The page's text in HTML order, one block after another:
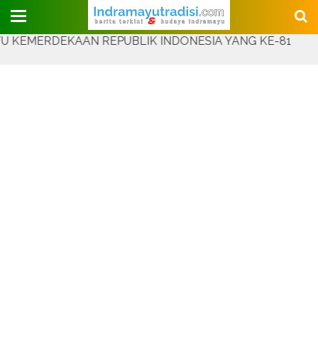
Judul Website
REPUBLIK INDONESIA YANG KE-81